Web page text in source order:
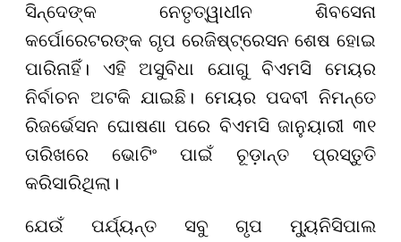
ସିନ୍ଦେଙ୍କ ନେତୃତ୍ୱାଧୀନ ଶିବସେନା
କର୍ପୋରେଟରଙ୍କ ଗୃପ ରେଜିଷ୍ଟ୍ରେସନ ଶେଷ ହୋଇ
ପାରିନାହିଁ। ଏହି ଅସୁବିଧା ଯୋଗୁ ବିଏମସି ମେୟର
ନିର୍ବାଚନ ଅଟକି ଯାଇଛି। ମେୟର ପଦବୀ ନିମନ୍ତେ
ରିଜର୍ଭେସନ ଘୋଷଣା ପରେ ବିଏମସି ଜାନୁୟାରୀ ୩୧
ତାରିଖରେ ଭୋଟିଂ ପାଇଁ ଚୂଡ଼ାନ୍ତ ପ୍ରସ୍ତୁତି
କରିସାରିଥିଲା।
ଯେଉଁ ପର୍ଯ୍ୟନ୍ତ ସବୁ ଗୃପ ମ୍ୟୁନିସିପାଲ